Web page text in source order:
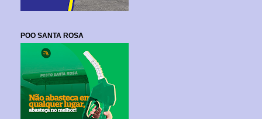
POO SANTA ROSA